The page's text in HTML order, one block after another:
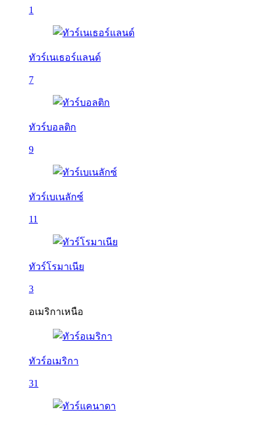
1
ทัวร์เนเธอร์แลนด์
7
ทัวร์บอลติก
9
ทัวร์เบเนลักซ์
11
ทัวร์โรมาเนีย
3
อเมริกาเหนือ
ทัวร์อเมริกา
31